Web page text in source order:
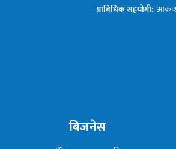
प्राविधिक सहयोगी:आकाश
बिजनेस